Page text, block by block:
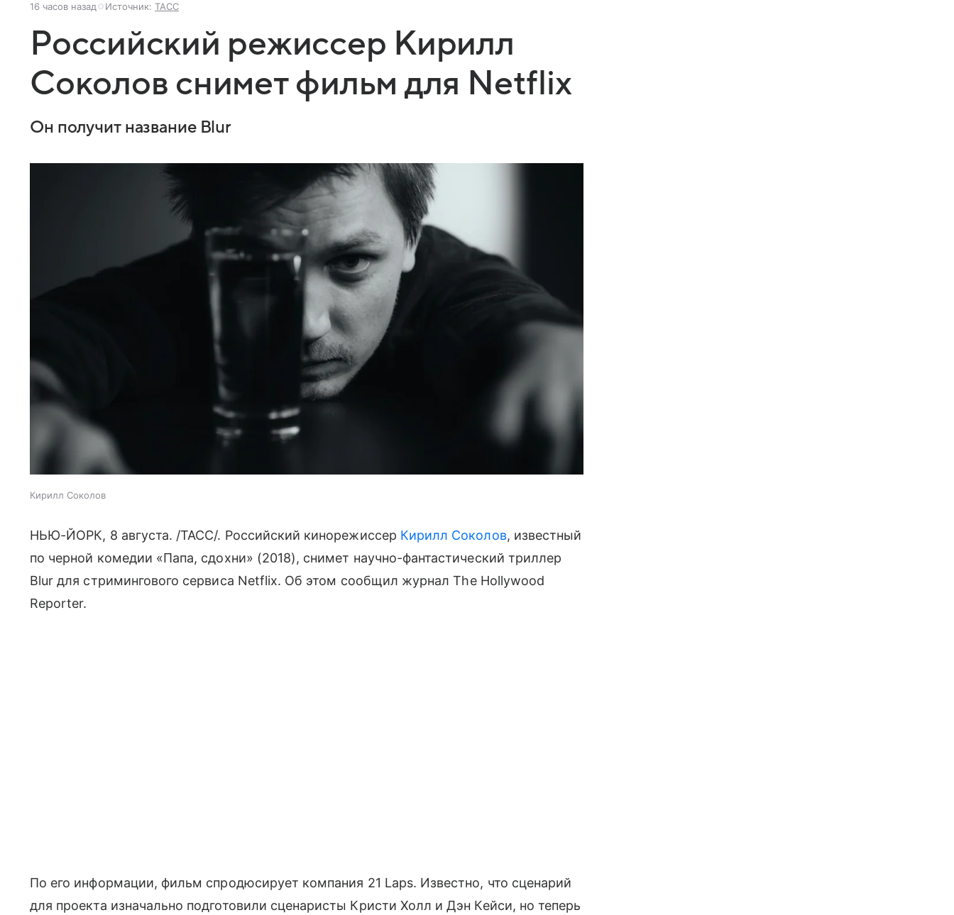
16 часов назад Источник: ТАСС
Российский режиссер Кирилл
Соколов снимет фильм для Netflix
Он получит название Blur
Кирилл Соколов
НЬЮ-ЙОРК, 8 августа. /ТАСС/. Российский кинорежиссер Кирилл Соколов, известный
по черной комедии «Папа, сдохни» (2018), снимет научно-фантастический триллер
Blur для стримингового сервиса Netflix. Об этом сообщил журнал The Hollywood
Reporter.
По его информации, фильм спродюсирует компания 21 Laps. Известно, что сценарий
для проекта изначально подготовили сценаристы Кристи Холл и Дэн Кейси, но теперь